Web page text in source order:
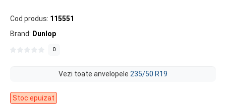
Cod produs: 115551
Brand: Dunlop
0
Vezi toate anvelopele 235/50 R19
Stoc epuizat